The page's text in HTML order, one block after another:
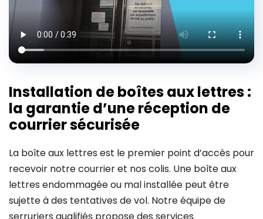
Installation de boîtes aux lettres :
la garantie d’une réception de
courrier sécurisée
La boîte aux lettres est le premier point d’accès pour
recevoir notre courrier et nos colis. Une boîte aux
lettres endommagée ou mal installée peut être
sujette à des tentatives de vol. Notre équipe de
serruriers qualifiés propose des services